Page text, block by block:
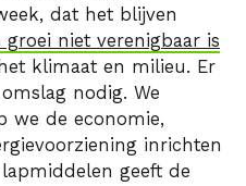
dat het blijven
groei niet verenigbaar is
klimaat en milieu. Er
nodig. We
we de economie,
inrichten
geeft de